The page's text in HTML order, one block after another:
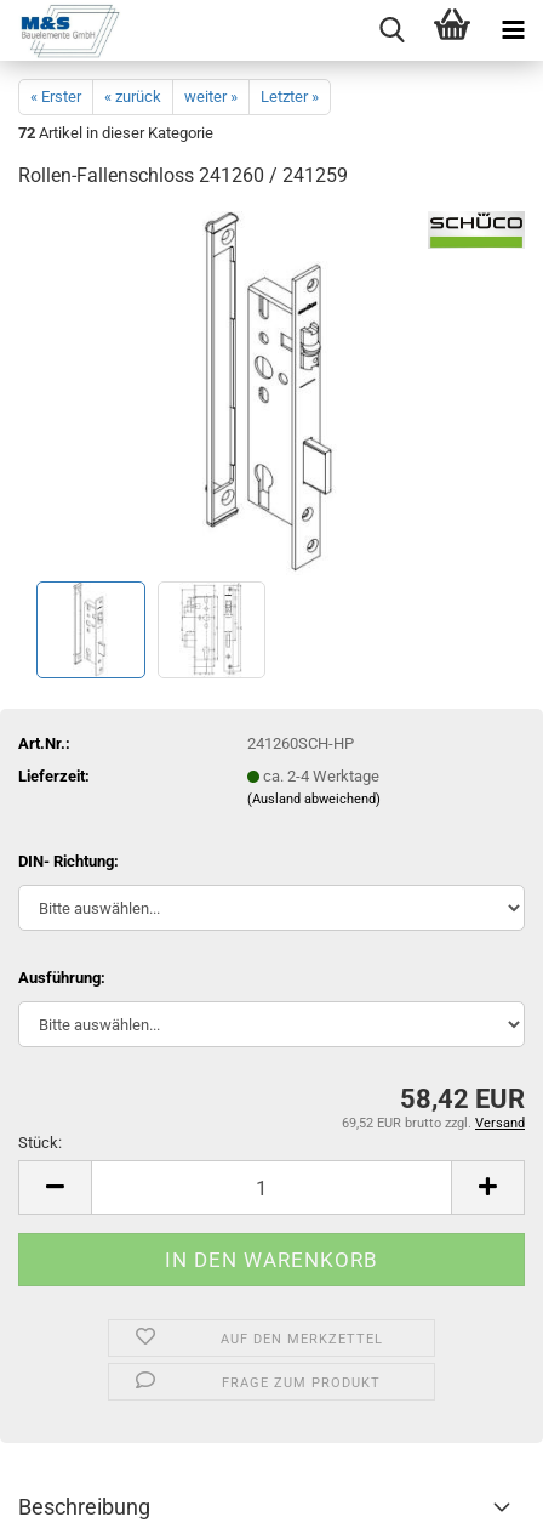
« Erster « zurück weiter »
Letzter »
72 Artikel in dieser Kategorie
Rollen-​Fallenschloss 241260 / 241259
Art.Nr.:
241260SCH-HP
Lieferzeit:
ca. 2-4 Werktage
(Ausland abweichend)
DIN- Richtung:
Ausführung:
58,42 EUR
69,52 EUR brutto zzgl. Versand
Stück:
AUF DEN MERKZETTEL
FRAGE ZUM PRODUKT
Beschreibung